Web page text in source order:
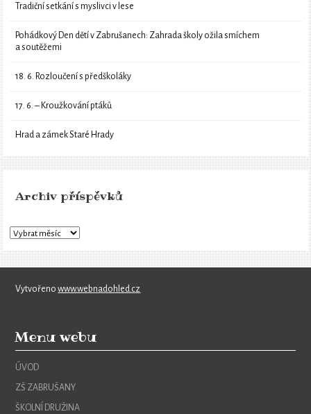
Tradiční setkání s myslivci v lese
Pohádkový Den dětí v Zabrušanech: Zahrada školy ožila smíchem
a soutěžemi
18. 6. Rozloučení s předškoláky
17. 6. – Kroužkování ptáků
Hrad a zámek Staré Hrady
Archiv příspěvků
Vytvořenowww.webnadohled.cz
Menu webu
ÚVOD
ZŠ ZABRUŠANY
ŠKOLNÍ DRUŽINA